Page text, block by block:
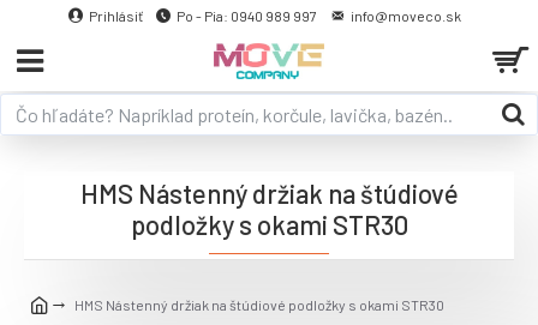
Prihlásiť Po - Pia: 0940 989 997 info@moveco.sk
HMS Nástenný držiak na štúdiové podložky s okami STR30
HMS Nástenný držiak na štúdiové
podložky s okami STR30